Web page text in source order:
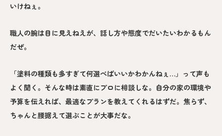
いけねぇ。
職人の腕は目に見えねえが、話し方や態度でだいたいわかるもん
だぜ。
「塗料の種類も多すぎて何選べばいいかわかんねぇ…」って声も
よく聞く。そんな時は素直にプロに相談しな。自分の家の環境や
予算を伝えれば、最適なプランを教えてくれるはずだ。焦らず、
ちゃんと腰据えて選ぶことが大事だな。